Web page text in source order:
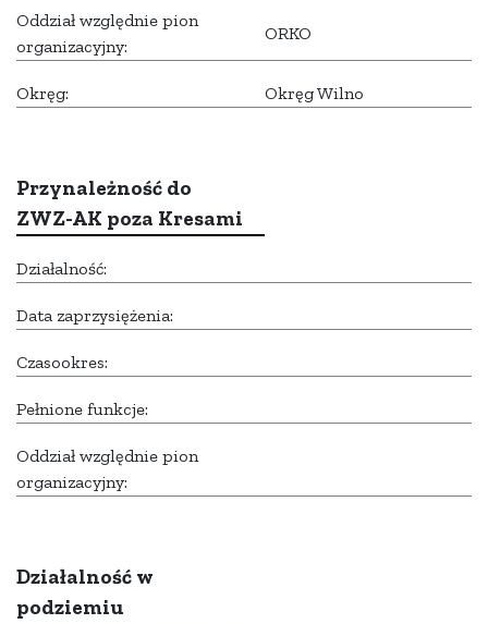
Oddział względnie pion
organizacyjny:
ORKO
Okręg: Okręg Wilno
Przynależność do
ZWZ-AK poza Kresami
Działalność:
Data zaprzysiężenia:
Czasookres:
Pełnione funkcje:
Oddział względnie pion
organizacyjny:
Działalność w
podziemiu